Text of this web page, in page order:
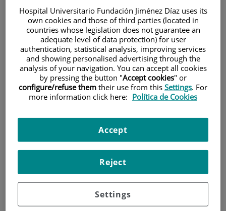
Pacientes y visitantes
Investigación
Docencia
Hospital Universitario Fundación Jiménez Díaz uses its
own cookies and those of third parties (located in
countries whose legislation does not guarantee an
adequate level of data protection) for user
authentication, statistical analysis, improving services
and showing personalised advertising through the
analysis of your navigation. You can accept all cookies
by pressing the button "Accept cookies" or
configure/refuse them their use from this Settings. For
more information click here: Política de Cookies
Settings
Reject
Accept